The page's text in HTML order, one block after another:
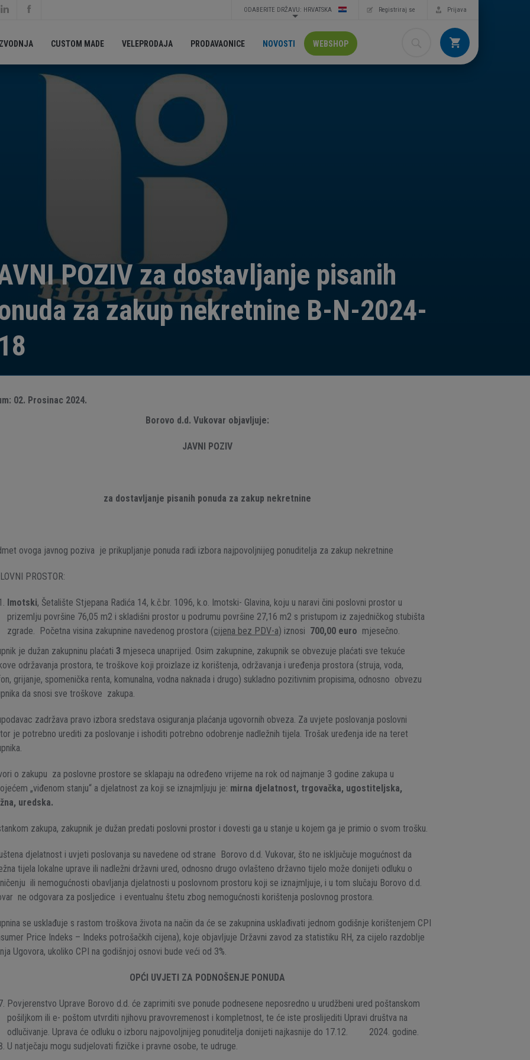
Prijava
Registriraj se
ODABERITE DRŽAVU: HRVATSKA
CUSTOM MADE VELEPRODAJA PRODAVAONICE NOVOSTI WEBSHOP
POZIV za dostavljanje pisanih
za zakup nekretnine B-N-2024-
02. Prosinac 2024.
Borovo d.d. Vukovar objavljuje:
JAVNI POZIV
za dostavljanje pisanih ponuda za zakup nekretnine
ovoga javnog poziva je prikupljanje ponuda radi izbora najpovoljnijeg ponuditelja za zakup nekretnine
PROSTOR:
Imotski, Šetalište Stjepana Radića 14, k.č.br. 1096, k.o. Imotski- Glavina, koju u naravi čini poslovni prostor u
prizemlju površine 76,05 m2 i skladišni prostor u podrumu površine 27,16 m2 s pristupom iz zajedničkog stubišta
zgrade. Početna visina zakupnine navedenog prostora (cijena bez PDV-a) iznosi 700,00 euro mjesečno.
je dužan zakupninu plaćati 3 mjeseca unaprijed. Osim zakupnine, zakupnik se obvezuje plaćati sve tekuće
održavanja prostora, te troškove koji proizlaze iz korištenja, održavanja i uređenja prostora (struja, voda,
grijanje, spomenička renta, komunalna, vodna naknada i drugo) sukladno pozitivnim propisima, odnosno obvezu
da snosi sve troškove zakupa.
zadržava pravo izbora sredstava osiguranja plaćanja ugovornih obveza. Za uvjete poslovanja poslovni
je potrebno urediti za poslovanje i ishoditi potrebno odobrenje nadležnih tijela. Trošak uređenja ide na teret
o zakupu za poslovne prostore se sklapaju na određeno vrijeme na rok od najmanje 3 godine zakupa u
„viđenom stanju“ a djelatnost za koji se iznajmljuju je: mirna djelatnost, trgovačka, ugostiteljska,
uredska.
zakupa, zakupnik je dužan predati poslovni prostor i dovesti ga u stanje u kojem ga je primio o svom trošku.
djelatnost i uvjeti poslovanja su navedene od strane Borovo d.d. Vukovar, što ne isključuje mogućnost da
tijela lokalne uprave ili nadležni državni ured, odnosno drugo ovlašteno državno tijelo može donijeti odluku o
ili nemogućnosti obavljanja djelatnosti u poslovnom prostoru koji se iznajmljuje, i u tom slučaju Borovo d.d.
ne odgovara za posljedice i eventualnu štetu zbog nemogućnosti korištenja poslovnog prostora.
se usklađuje s rastom troškova života na način da će se zakupnina usklađivati jednom godišnje korištenjem CPI
Price Indeks – Indeks potrošačkih cijena), koje objavljuje Državni zavod za statistiku RH, za cijelo razdoblje
Ugovora, ukoliko CPI na godišnjoj osnovi bude veći od 3%.
OPĆI UVJETI ZA PODNOŠENJE PONUDA
Povjerenstvo Uprave Borovo d.d. će zaprimiti sve ponude podnesene neposredno u urudžbeni ured poštanskom
pošiljkom ili e- poštom utvrditi njihovu pravovremenost i kompletnost, te će iste proslijediti Upravi društva na
odlučivanje. Uprava će odluku o izboru najpovoljnijeg ponuditelja donijeti najkasnije do 17.12.
2024. godine.
U natječaju mogu sudjelovati fizičke i pravne osobe, te udruge.